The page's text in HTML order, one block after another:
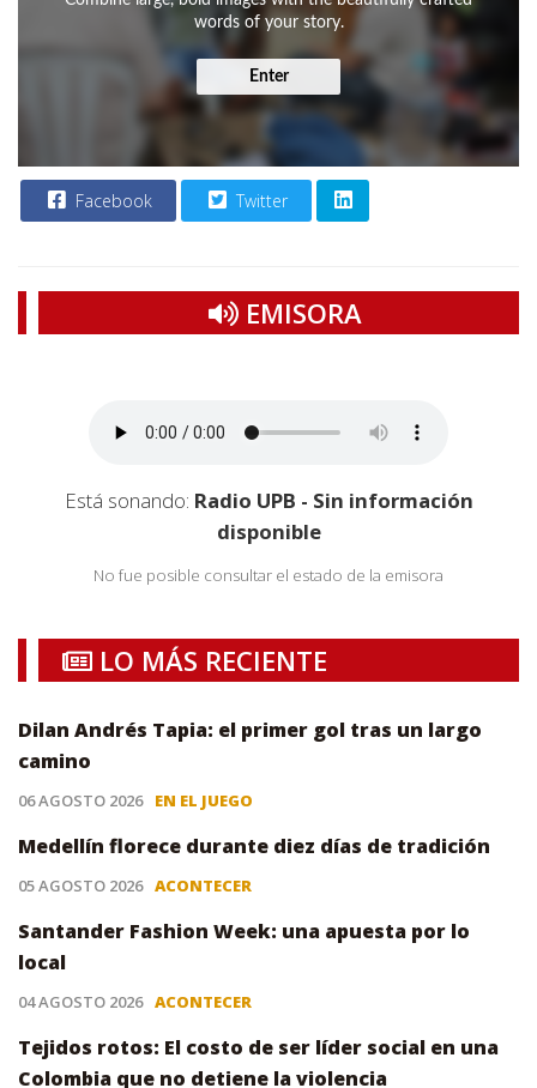
words of your story.
Enter
Facebook Twitter
EMISORA
Está sonando: Radio UPB - Sin información
disponible
No fue posible consultar el estado de la emisora
LO MÁS RECIENTE
Dilan Andrés Tapia: el primer gol tras un largo
camino
06 AGOSTO 2026 EN EL JUEGO
Medellín florece durante diez días de tradición
05 AGOSTO 2026 ACONTECER
Santander Fashion Week: una apuesta por lo
local
04 AGOSTO 2026 ACONTECER
Tejidos rotos: El costo de ser líder social en una
Colombia que no detiene la violencia